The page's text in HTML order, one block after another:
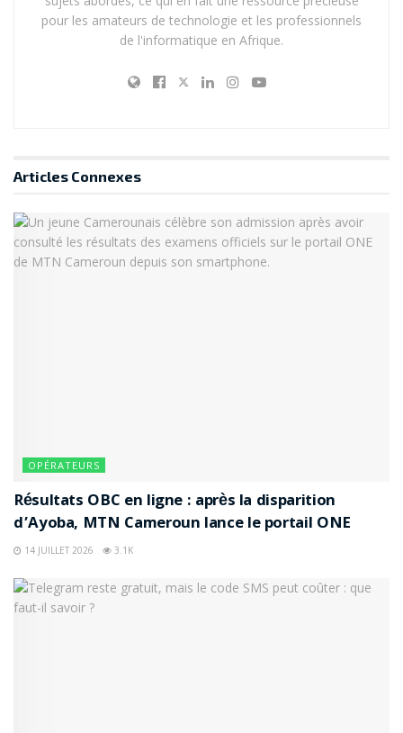
pour les amateurs de technologie et les professionnels
de l'informatique en Afrique.
Articles Connexes
OPÉRATEURS
Résultats OBC en ligne : après la disparition
d’Ayoba, MTN Cameroun lance le portail ONE
14 JUILLET 2026 3.1K